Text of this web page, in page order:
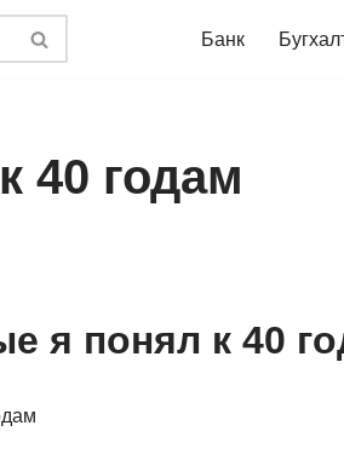
Банк
40 годам
я понял к 40